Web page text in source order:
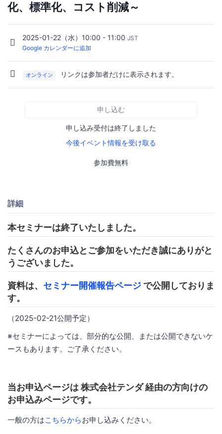
化、標準化、コスト削減～
2025-01-22（水）10:00 - 11:00 JST
Google カレンダーに追加
オンライン リンクは参加者だけに表示されます。
申し込む
申し込み受付は終了しました
今後イベント情報を受け取る
参加費無料
詳細
本セミナーは終了いたしました。
たくさんのお申込とご参加をいただき誠にありがと
うございました。
資料は、 セミナー開催報告ページ で公開しておりま
す。
（2025-02-21公開予定）
※セミナーによっては、部分的な公開、または公開できないケ
ースもあります。ご了承ください。
当お申込ページは 株式会社テンダ 経由の方向けの
お申込みページです。
一般の方はこちらからお申し込みください。